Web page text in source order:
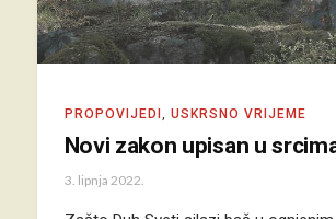
PROPOVIJEDI , USKRSNO VRIJEME
Novi zakon upisan u
3. lipnja 2022.